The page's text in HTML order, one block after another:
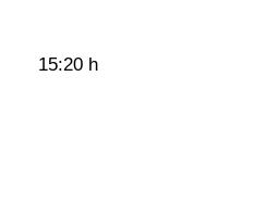
15:20 h